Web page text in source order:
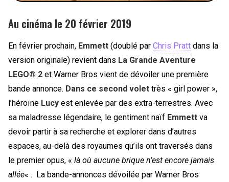
Au cinéma le 20 février 2019
En février prochain, Emmett (doublé par Chris Pratt dans la
version originale) revient dans La Grande Aventure
LEGO® 2 et Warner Bros vient de dévoiler une première
bande annonce. Dans ce second volet très « girl power »,
l’héroïne Lucy est enlevée par des extra-terrestres. Avec
sa maladresse légendaire, le gentiment naïf Emmett va
devoir partir à sa recherche et explorer dans d’autres
espaces, au-delà des royaumes qu’ils ont traversés dans
le premier opus, « là où aucune brique n’est encore jamais
allée« . La bande-annonces dévoilée par Warner Bros